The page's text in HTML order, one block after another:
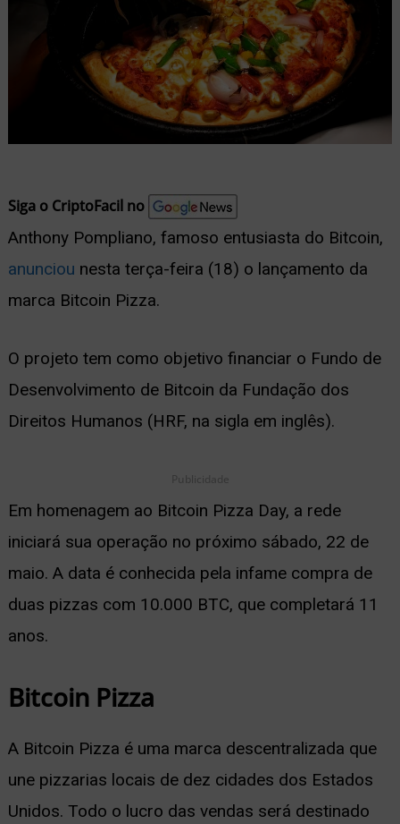
Siga o CriptoFacil no
Anthony Pompliano, famoso entusiasta do Bitcoin,
anunciou nesta terça-feira (18) o lançamento da
marca Bitcoin Pizza.
O projeto tem como objetivo financiar o Fundo de
Desenvolvimento de Bitcoin da Fundação dos
Direitos Humanos (HRF, na sigla em inglês).
Publicidade
Em homenagem ao Bitcoin Pizza Day, a rede
iniciará sua operação no próximo sábado, 22 de
maio. A data é conhecida pela infame compra de
duas pizzas com 10.000 BTC, que completará 11
anos.
Bitcoin Pizza
A Bitcoin Pizza é uma marca descentralizada que
une pizzarias locais de dez cidades dos Estados
Unidos. Todo o lucro das vendas será destinado